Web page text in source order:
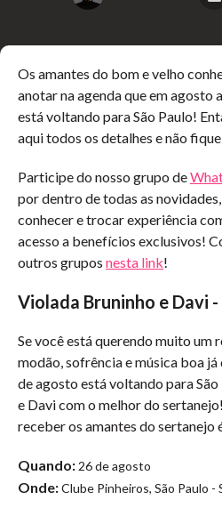
Os amantes do bom e velho
anotar na agenda que em agosto
está voltando para São Paulo!
aqui todos os detalhes e não
Participe do nosso grupo de
por dentro de todas as
conhecer e trocar experiência
acesso a benefícios exclusivos!
outros grupos nesta link!
Violada Bruninho e Davi -
Se você está querendo muito um
modão, sofrência e música boa
de agosto está voltando para
e Davi com o melhor do
receber os amantes do sertanejo
Quando: 26 de agosto
Onde:Clube Pinheiros, São Paulo -